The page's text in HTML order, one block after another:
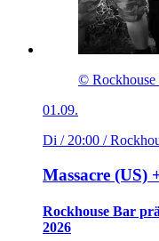
© Rockhouse
01.09.
Di / 20:00 /
Massacre (US)
Rockhouse Bar
2026